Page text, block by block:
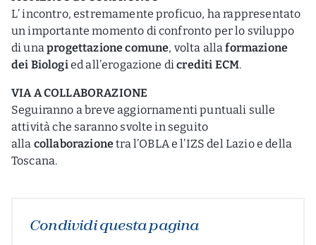
L’ incontro, estremamente proficuo, ha rappresentato
un importante momento di confronto per lo sviluppo
di unaprogettazione comune, volta allaformazione
dei Biologied all’erogazione dicrediti ECM.
VIA A COLLABORAZIONE
Seguiranno a breve aggiornamenti puntuali sulle
attività che saranno svolte in seguito
alla collaborazionetra l’OBLA e l’IZS del Lazio e della
Toscana.
Condividi questa pagina